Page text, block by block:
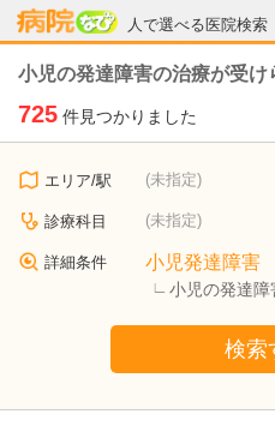
人で選べる医院検索
病院なび
小児の発達障害の治療が受け
725 件見つかりました
エリア/駅 (未指定)
診療科目 (未指定)
詳細条件 小児発達障害
小児の発達障
検索